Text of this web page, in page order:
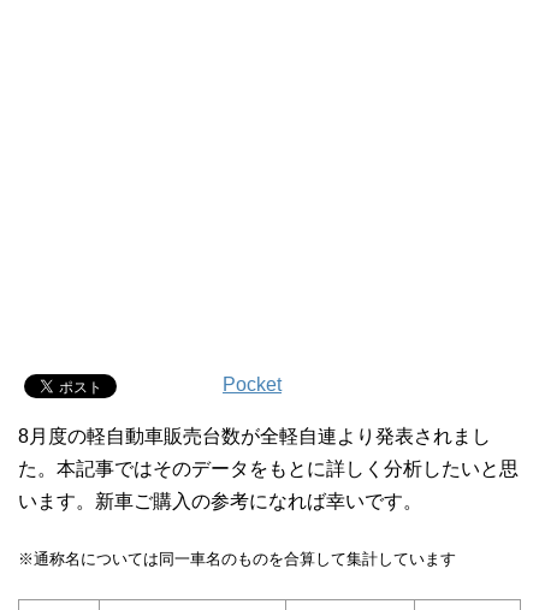
Pocket
8月度の軽自動車販売台数が全軽自連より発表されまし
た。本記事ではそのデータをもとに詳しく分析したいと思
います。新車ご購入の参考になれば幸いです。
※通称名については同一車名のものを合算して集計しています